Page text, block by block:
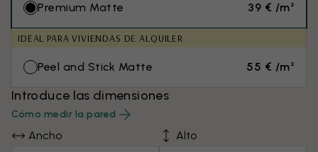
Premium Matte 39 € /m²
IDEAL PARA VIVIENDAS DE ALQUILER
Peel and Stick Matte 55 € /m²
Introduce las dimensiones
Cómo medir la pared
Ancho
Alto